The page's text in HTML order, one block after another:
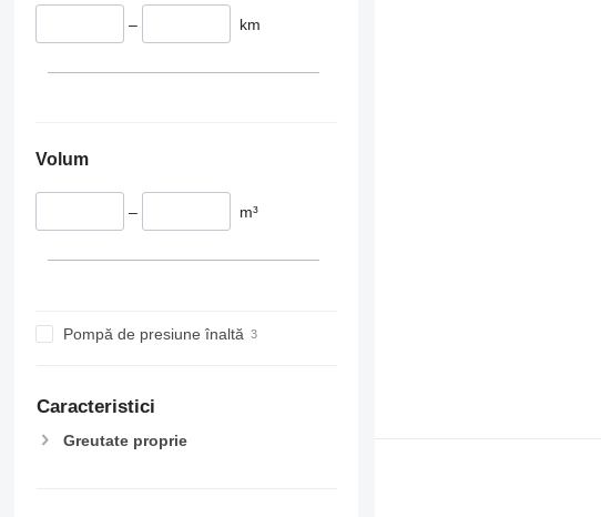
– km
Volum
– m³
Pompă de presiune înaltă
Caracteristici
Greutate proprie